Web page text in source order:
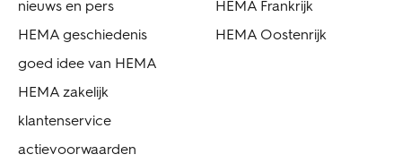
nieuws en pers
HEMA geschiedenis
goed idee van HEMA
HEMA zakelijk
klantenservice
actievoorwaarden
HEMA Frankrijk
HEMA Oostenrijk